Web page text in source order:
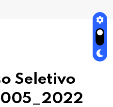
Seletivo